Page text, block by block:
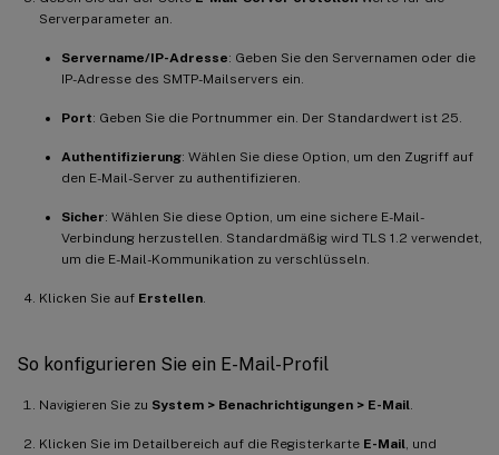
Serverparameter an.
Servername/IP-Adresse: Geben Sie den Servernamen oder die
IP-Adresse des SMTP-Mailservers ein.
Port: Geben Sie die Portnummer ein. Der Standardwert ist 25.
Authentifizierung: Wählen Sie diese Option, um den Zugriff auf
den E-Mail-Server zu authentifizieren.
Sicher: Wählen Sie diese Option, um eine sichere E-Mail-
Verbindung herzustellen. Standardmäßig wird TLS 1.2 verwendet,
um die E-Mail-Kommunikation zu verschlüsseln.
Klicken Sie auf Erstellen
So konfigurieren Sie ein E-Mail-Profil
Navigieren Sie zu System > Benachrichtigungen > E-Mail
Klicken Sie im Detailbereich auf die Registerkarte E-Mail , und